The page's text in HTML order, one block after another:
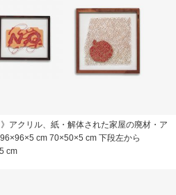
アクリル、紙・解体された家屋の廃材・ア
cm 70×50×5 cm 下段左から
cm